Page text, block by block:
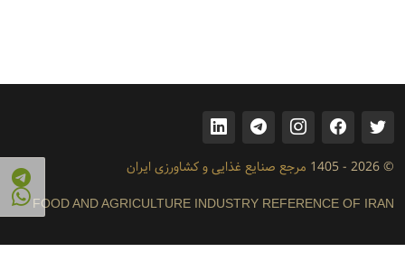
© 2026 - 1405 مرجع صنایع غذایی و کشاورزی ایران
FOOD AND AGRICULTURE INDUSTRY REFERENCE OF IRAN